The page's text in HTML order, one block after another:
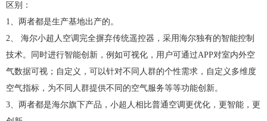
区别：
1、两者都是生产基地出产的。
2、 海尔小超人空调完全摒弃传统遥控器，采用海尔独有的智能控制
技术。同时进行智能创新，例如可视化，用户可通过APP对室内外空
气数据可视；自定义，可以针对不同人群的个性需求，自定义多维度
空气指标，为不同人群提供不同的空气服务等等功能创新。
3、两者都是海尔旗下产品，小超人相比普通空调更优化，更智能，更